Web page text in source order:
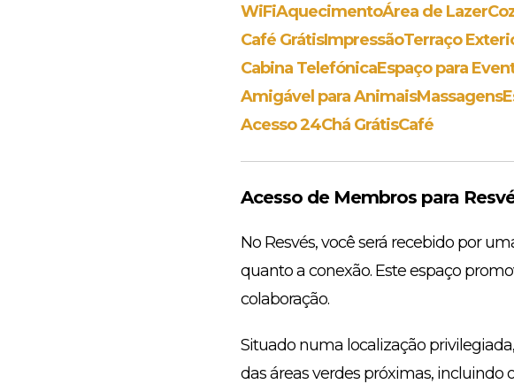
WiFiAquecimentoÁrea de Lazer
Café GrátisImpressãoTerraço
Cabina TelefónicaEspaço para
Amigável para AnimaisMassagens
Acesso 24Chá GrátisCafé
Acesso de Membros para
No Resvés, você será recebido por
quanto a conexão. Este espaço
colaboração.
Situado numa localização
das áreas verdes próximas, incluindo